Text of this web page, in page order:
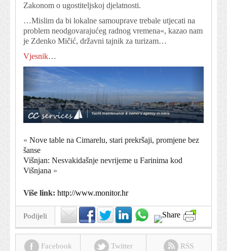
Zakonom o ugostiteljskoj djelatnosti.
…Mislim da bi lokalne samouprave trebale utjecati na
problem neodgovarajućeg radnog vremena«, kazao nam
je Zdenko Mičić, državni tajnik za turizam…
Vjesnik…
« Nove table na Cimarelu, stari prekršaji, promjene bez
šanse
Višnjan: Nesvakidašnje nevrijeme u Farinima kod
Višnjana »
Više link: http://www.monitor.hr
Podijeli
Facebook Twitter RSS